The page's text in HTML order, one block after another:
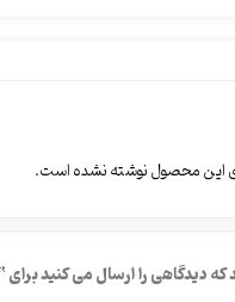
این محصول نوشته نشده است.
که دیدگاهی را ارسال می کنید